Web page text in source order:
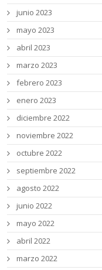
junio 2023
mayo 2023
abril 2023
marzo 2023
febrero 2023
enero 2023
diciembre 2022
noviembre 2022
octubre 2022
septiembre 2022
agosto 2022
junio 2022
mayo 2022
abril 2022
marzo 2022